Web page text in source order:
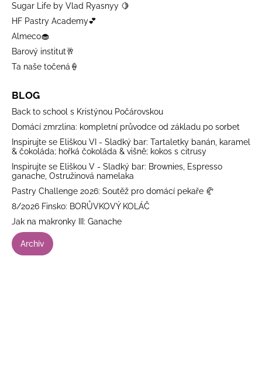
Sugar Life by Vlad Ryasnyy 🍋
HF Pastry Academy💕
Almeco🧁
Barový institut🥂
Ta naše točená🍦
BLOG
Back to school s Kristýnou Počárovskou
Domácí zmrzlina: kompletní průvodce od základu po sorbet
Inspirujte se Eliškou VI - Sladký bar: Tartaletky banán, karamel
& čokoláda; hořká čokoláda & višně; kokos s citrusy
Inspirujte se Eliškou V - Sladký bar: Brownies, Espresso
ganache, Ostružinová namelaka
Pastry Challenge 2026: Soutěž pro domácí pekaře 🥐
8/2026 Finsko: BORŮVKOVÝ KOLÁČ
Jak na makronky III: Ganache
Archiv